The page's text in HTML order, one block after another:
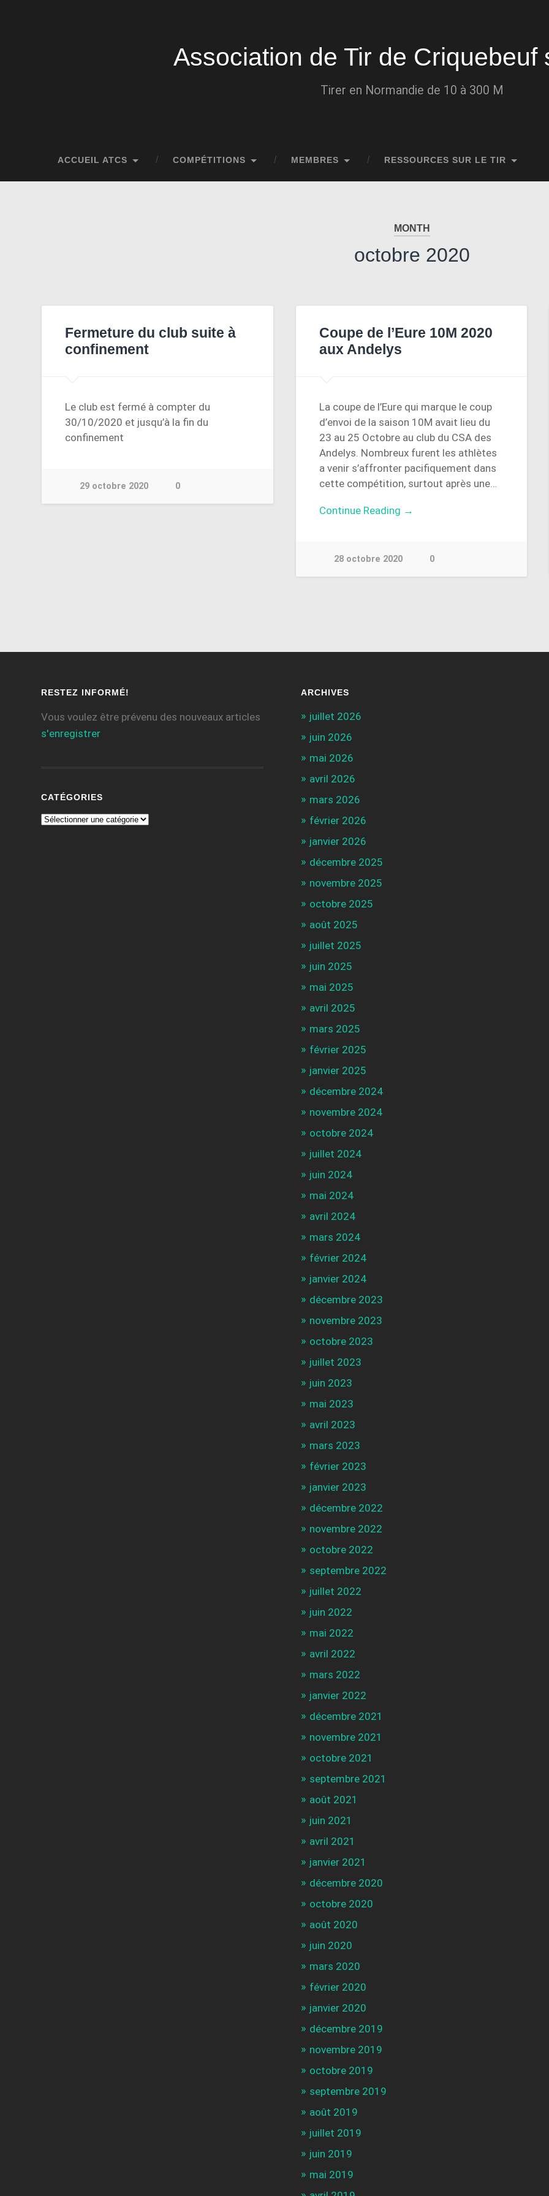
Association de Tir de Criquebeuf
Tirer en Normandie de 10 à 300 M
ACCUEIL ATCS COMPÉTITIONS MEMBRES RESSOURCES SUR LE TIR
MONTH
octobre 2020
Fermeture du club suite à
confinement
Le club est fermé à compter du
30/10/2020 et jusqu’à la fin du
confinement
29 octobre 2020 0
Coupe de l’Eure 10M 2020
aux Andelys
La coupe de l’Eure qui marque le coup
d’envoi de la saison 10M avait lieu du
23 au 25 Octobre au club du CSA des
Andelys. Nombreux furent les athlètes
a venir s’affronter pacifiquement dans
cette compétition, surtout après une…
Continue Reading →
28 octobre 2020 0
RESTEZ INFORMÉ!
Vous voulez être prévenu des nouveaux articles
s'enregistrer
CATÉGORIES
ARCHIVES
juillet 2026
juin 2026
mai 2026
avril 2026
mars 2026
février 2026
janvier 2026
décembre 2025
novembre 2025
octobre 2025
août 2025
juillet 2025
juin 2025
mai 2025
avril 2025
mars 2025
février 2025
janvier 2025
décembre 2024
novembre 2024
octobre 2024
juillet 2024
juin 2024
mai 2024
avril 2024
mars 2024
février 2024
janvier 2024
décembre 2023
novembre 2023
octobre 2023
juillet 2023
juin 2023
mai 2023
avril 2023
mars 2023
février 2023
janvier 2023
décembre 2022
novembre 2022
octobre 2022
septembre 2022
juillet 2022
juin 2022
mai 2022
avril 2022
mars 2022
janvier 2022
décembre 2021
novembre 2021
octobre 2021
septembre 2021
août 2021
juin 2021
avril 2021
janvier 2021
décembre 2020
octobre 2020
août 2020
juin 2020
mars 2020
février 2020
janvier 2020
décembre 2019
novembre 2019
octobre 2019
septembre 2019
août 2019
juillet 2019
juin 2019
mai 2019